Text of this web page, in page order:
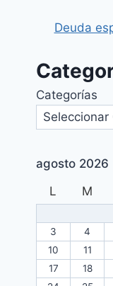
Deuda
Categorías
agosto 2026
L
M
3
4
10
11
17
18